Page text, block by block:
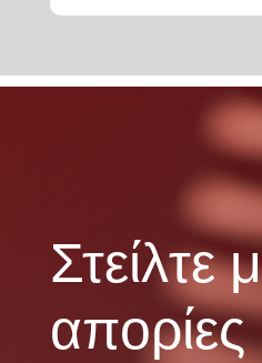
Στείλτε